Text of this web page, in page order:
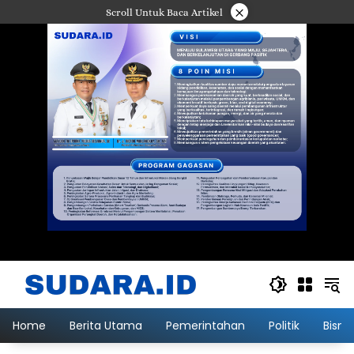
ke
Scroll Untuk Baca Artikel ×
Home Berita Utama Pemerintahan Politik